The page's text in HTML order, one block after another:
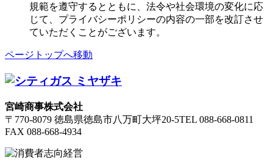
規範を遵守するとともに、法令や社会環境の変化に応
じて、プライバシーポリシーの内容の一部を改訂させ
ていただくことがございます。
ページトップへ移動
宮崎商事株式会社
〒770-8079 徳島県徳島市八万町大坪20-5TEL 088-668-0811
FAX 088-668-4934